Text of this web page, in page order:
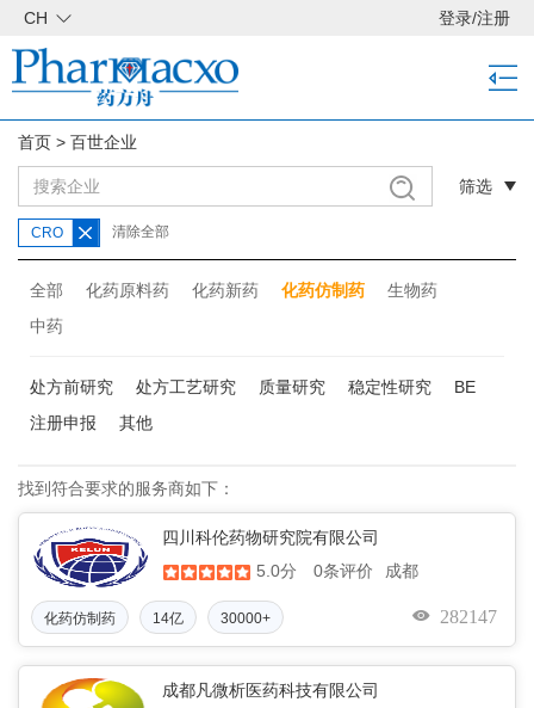
CH 登录/注册
首页 > 百世企业
筛选
CRO 清除全部
全部 化药原料药 化药新药 化药仿制药
生物药
中药
处方前研究 处方工艺研究 质量研究 稳定性研究
BE
注册申报
其他
找到符合要求的服务商如下：
四川科伦药物研究院有限公司
5.0分
0条评价 成都
化药仿制药 14亿 30000+ 282147
成都凡微析医药科技有限公司